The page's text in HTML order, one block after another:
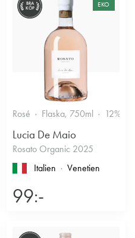
12.5% Fruktigt & Smakrikt
BRA
KÖP
EKO
Rosé Flaska, 750ml 12%
Lucia De Maio
Rosato Organic 2025
Italien
Venetien
99:-